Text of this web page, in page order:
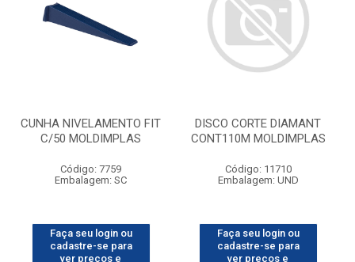
CUNHA NIVELAMENTO FIT
C/50 MOLDIMPLAS
Código: 7759
Embalagem: SC
Faça seu login ou
cadastre-se para
ver preços e
DISCO CORTE DIAMANT
CONT110M MOLDIMPLAS
Código: 11710
Embalagem: UND
Faça seu login ou
cadastre-se para
ver preços e